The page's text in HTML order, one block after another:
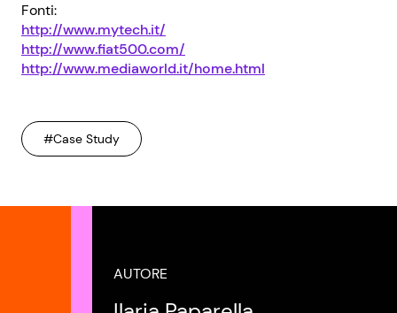
Fonti:
http://www.mytech.it/
http://www.fiat500.com/
http://www.mediaworld.it/home.html
#Case Study
AUTORE